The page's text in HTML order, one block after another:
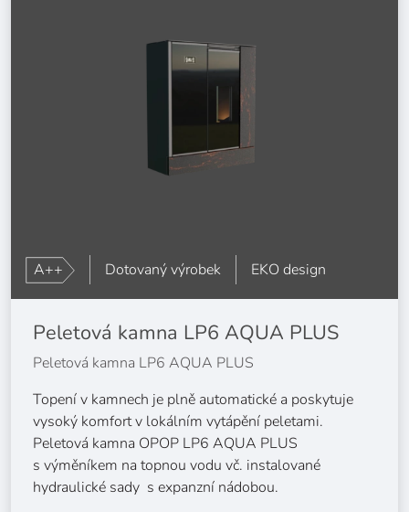
A++ Dotovaný výrobek EKO design
Peletová kamna LP6 AQUA PLUS
Peletová kamna LP6 AQUA PLUS
Topení v kamnech je plně automatické a poskytuje
vysoký komfort v lokálním vytápění peletami.
Peletová kamna OPOP LP6 AQUA PLUS
s výměníkem na topnou vodu vč. instalované
hydraulické sady s expanzní nádobou.